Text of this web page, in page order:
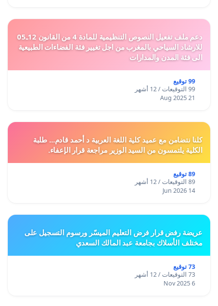
دعم ملف تفعيل النصوص التنظيمية للمادة 4 من القانون 12ـ05
للارشاد السياحي بالمغرب من اجل تغيير فئة الفضاءات الطبيعية
الى فئة المدن والمدارات
99 توقيع
99 التوقيعات / 12 أشهر
21 Aug 2025
كلنا نتضامن مع عميد كلية اللغة العربية د أحمد قادم... طلبة
الكلية يلتمسون من السيد الوزير مراجعة قرار الإعفاء.
89 توقيع
89 التوقيعات / 12 أشهر
14 Jun 2026
عريضة رفض قرار فرض التعليم الميسّر ورسوم التسجيل على
مختلف الأسلاك بجامعة عبد المالك السعدي
73 توقيع
73 التوقيعات / 12 أشهر
6 Nov 2025